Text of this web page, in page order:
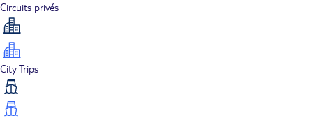
Circuits privés
City Trips